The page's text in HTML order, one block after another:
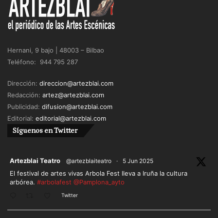
Hernani, 9 bajo | 48003 – Bilbao
Teléfono: 944 795 287
Dirección: direccion@artezblai.com
Redacción: artez@artezblai.com
Publicidad: difusion@artezblai.com
Editorial: editorial@artezblai.com
Síguenos en Twitter
Artezblai Teatro @artezblaiteatro · 5 Jun 2025
El festival de artes vivas Arbola Fest lleva a Iruña la cultura
arbórea. #arbolafest @Pamplona_ayto
Twitter